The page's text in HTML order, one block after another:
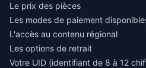
Le prix des pièces
Les modes de paiement
L'accès au contenu régional
Les options de retrait
Votre UID (identifiant de 8 à 12